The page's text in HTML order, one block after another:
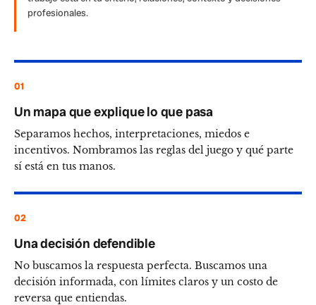
profesionales.
01
Un mapa que explique lo que pasa
Separamos hechos, interpretaciones, miedos e
incentivos. Nombramos las reglas del juego y qué parte
sí está en tus manos.
02
Una decisión defendible
No buscamos la respuesta perfecta. Buscamos una
decisión informada, con límites claros y un costo de
reversa que entiendas.